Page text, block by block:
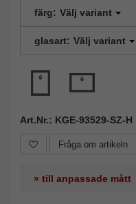
färg: Välj variant
glasart: Välj variant
Art.Nr.: KGE-93529-SZ-H
Fråga om artikeln
» till anpassade mått